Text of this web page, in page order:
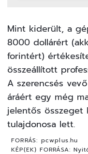
Mint kiderült, a
8000 dollárért
forintért)
összeállított
A szerencsés
áráért egy még
jelentős összeget
tulajdonosa lett.
FORRÁS: pcwplus.hu
KÉP(EK) FORRÁSA: